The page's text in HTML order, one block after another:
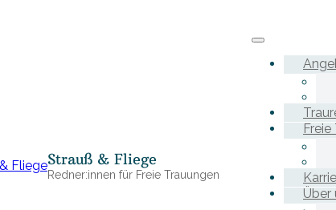
Strauß & Fliege
Redner:innen für Freie Trauungen
Über